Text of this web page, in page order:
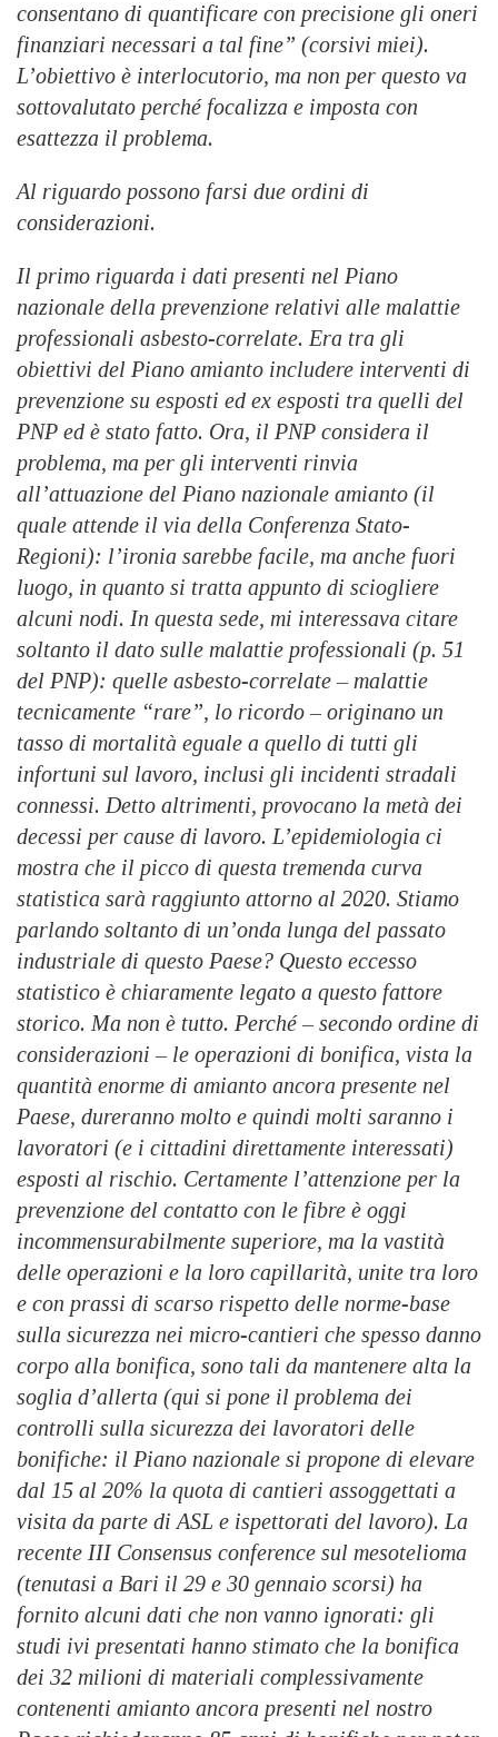
consentano di quantificare con precisione gli oneri
finanziari necessari a tal fine” (corsivi miei).
L’obiettivo è interlocutorio, ma non per questo va
sottovalutato perché focalizza e imposta con
esattezza il problema.
Al riguardo possono farsi due ordini di
considerazioni.
Il primo riguarda i dati presenti nel Piano
nazionale della prevenzione relativi alle malattie
professionali asbesto-correlate. Era tra gli
obiettivi del Piano amianto includere interventi di
prevenzione su esposti ed ex esposti tra quelli del
PNP ed è stato fatto. Ora, il PNP considera il
problema, ma per gli interventi rinvia
all’attuazione del Piano nazionale amianto (il
quale attende il via della Conferenza Stato-
Regioni): l’ironia sarebbe facile, ma anche fuori
luogo, in quanto si tratta appunto di sciogliere
alcuni nodi. In questa sede, mi interessava citare
soltanto il dato sulle malattie professionali (p. 51
del PNP): quelle asbesto-correlate – malattie
tecnicamente “rare”, lo ricordo – originano un
tasso di mortalità eguale a quello di tutti gli
infortuni sul lavoro, inclusi gli incidenti stradali
connessi. Detto altrimenti, provocano la metà dei
decessi per cause di lavoro. L’epidemiologia ci
mostra che il picco di questa tremenda curva
statistica sarà raggiunto attorno al 2020. Stiamo
parlando soltanto di un’onda lunga del passato
industriale di questo Paese? Questo eccesso
statistico è chiaramente legato a questo fattore
storico. Ma non è tutto. Perché – secondo ordine di
considerazioni – le operazioni di bonifica, vista la
quantità enorme di amianto ancora presente nel
Paese, dureranno molto e quindi molti saranno i
lavoratori (e i cittadini direttamente interessati)
esposti al rischio. Certamente l’attenzione per la
prevenzione del contatto con le fibre è oggi
incommensurabilmente superiore, ma la vastità
delle operazioni e la loro capillarità, unite tra loro
e con prassi di scarso rispetto delle norme-base
sulla sicurezza nei micro-cantieri che spesso danno
corpo alla bonifica, sono tali da mantenere alta la
soglia d’allerta (qui si pone il problema dei
controlli sulla sicurezza dei lavoratori delle
bonifiche: il Piano nazionale si propone di elevare
dal 15 al 20% la quota di cantieri assoggettati a
visita da parte di ASL e ispettorati del lavoro). La
recente III Consensus conference sul mesotelioma
(tenutasi a Bari il 29 e 30 gennaio scorsi) ha
fornito alcuni dati che non vanno ignorati: gli
studi ivi presentati hanno stimato che la bonifica
dei 32 milioni di materiali complessivamente
contenenti amianto ancora presenti nel nostro